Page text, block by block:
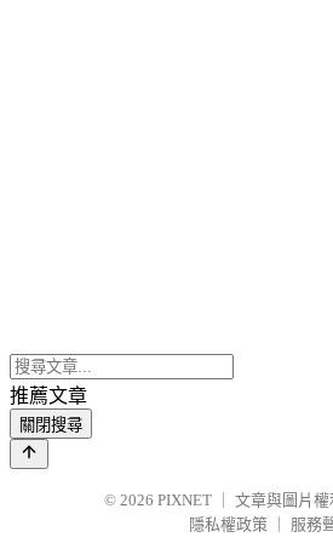
推薦文章
關閉搜尋
© 2026 PIXNET
文章與圖片
隱私權政策
服務